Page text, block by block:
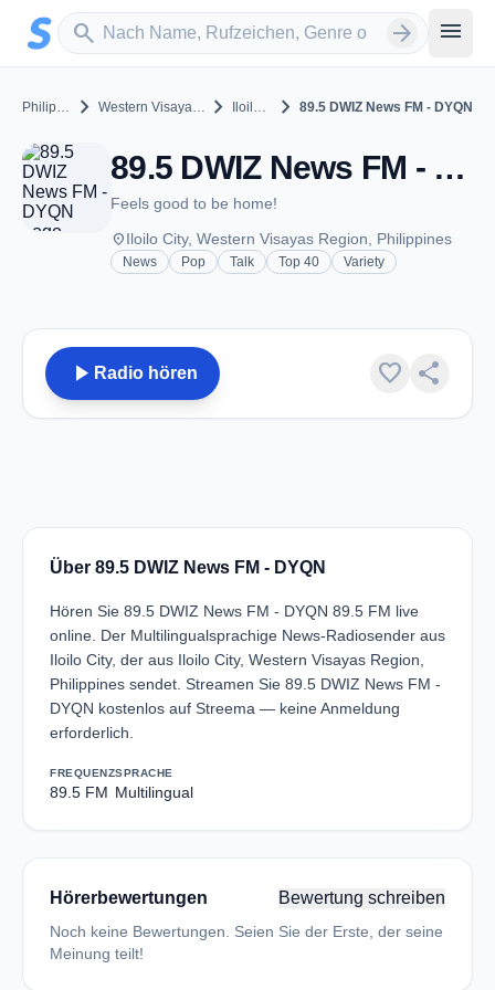
Zum Hauptinhalt springen
search
Sender suchen arrow_forward menu
Philippines chevron_right Western Visayas Region chevron_right Iloilo City chevron_right 89.5 DWIZ News FM - DYQN
89.5 DWIZ News FM - DYQN - FM 89.5 - Iloilo City
Feels good to be home!
placeIloilo City, Western Visayas Region, Philippines
News Pop Talk Top 40 Variety
play_arrow Radio hören favorite share
Über 89.5 DWIZ News FM - DYQN
Hören Sie 89.5 DWIZ News FM - DYQN 89.5 FM live
online. Der Multilingualsprachige News-Radiosender aus
Iloilo City, der aus Iloilo City, Western Visayas Region,
Philippines sendet. Streamen Sie 89.5 DWIZ News FM -
DYQN kostenlos auf Streema — keine Anmeldung
erforderlich.
FREQUENZ
89.5 FM
SPRACHE
Multilingual
Hörerbewertungen Bewertung schreiben
Noch keine Bewertungen. Seien Sie der Erste, der seine
Meinung teilt!